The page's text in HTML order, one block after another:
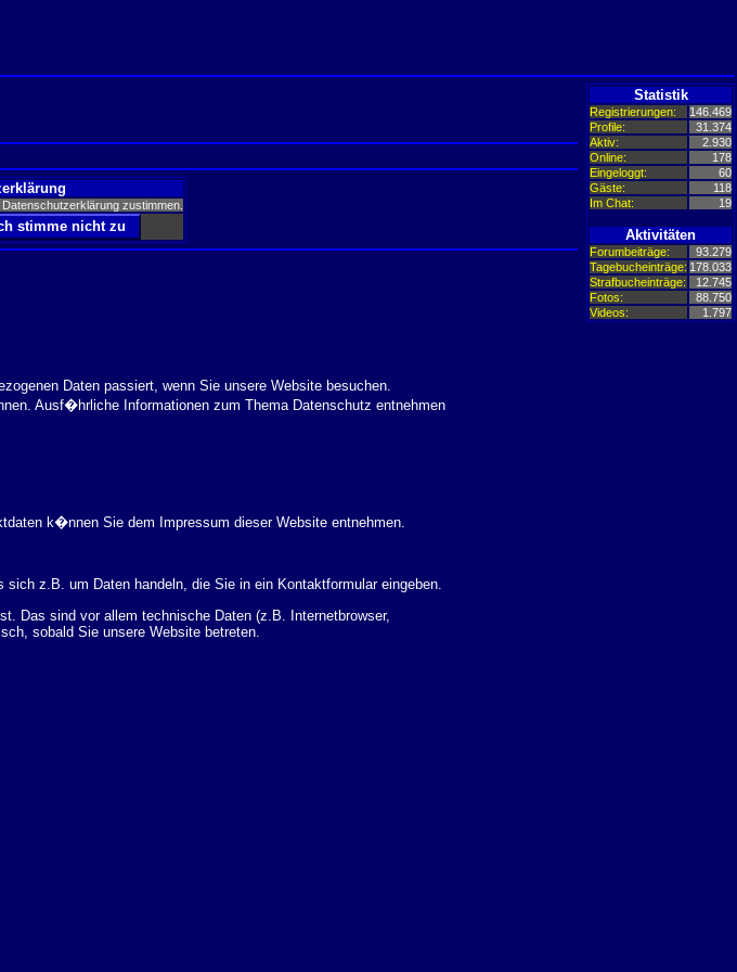
zustimmen.
Daten passiert, wenn Sie unsere Website besuchen.
Ausf�hrliche Informationen zum Thema Datenschutz entnehmen
k�nnen Sie dem Impressum dieser Website entnehmen.
z.B. um Daten handeln, die Sie in ein Kontaktformular eingeben.
Das sind vor allem technische Daten (z.B. Internetbrowser,
sobald Sie unsere Website betreten.
Statistik
Registrierungen:
146.469
Profile:
31.374
Aktiv:
2.930
Online:
178
Eingeloggt:
60
Gäste:
118
Im Chat:
19
Aktivitäten
Forumbeiträge:
93.279
Tagebucheinträge: 178.033
Strafbucheinträge:
12.745
Fotos:
88.750
Videos:
1.797